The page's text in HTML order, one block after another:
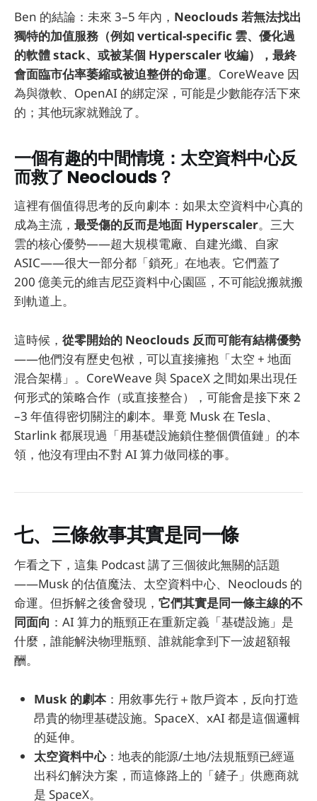
Ben 的結論：未來 3–5 年內， Neoclouds 若無法找出
獨特的加值服務（例如 vertical-specific 雲、優化過
的軟體 stack、或被某個 Hyperscaler 收編），最終
會面臨市佔率萎縮或被迫整併的命運。CoreWeave 因
為與微軟、OpenAI 的綁定深，可能是少數能存活下來
的；其他玩家就難說了。
一個有趣的中間情境：太空資料中心反
而救了 Neoclouds？
這裡有個值得思考的反向劇本：如果太空資料中心真的
成為主流， 最受傷的反而是地面 Hyperscaler。三大
雲的核心優勢——超大規模電廠、自建光纖、自家
ASIC——很大一部分都「鎖死」在地表。它們蓋了
200 億美元的維吉尼亞資料中心園區，不可能說搬就搬
到軌道上。
這時候， 從零開始的 Neoclouds 反而可能有結構優勢
——他們沒有歷史包袱，可以直接擁抱「太空 + 地面
混合架構」。CoreWeave 與 SpaceX 之間如果出現任
何形式的策略合作（或直接整合），可能會是接下來 2
–3 年值得密切關注的劇本。畢竟 Musk 在 Tesla、
Starlink 都展現過「用基礎設施鎖住整個價值鏈」的本
領，他沒有理由不對 AI 算力做同樣的事。
七、三條敘事其實是同一條
乍看之下，這集 Podcast 講了三個彼此無關的話題
——Musk 的估值魔法、太空資料中心、Neoclouds 的
命運。但拆解之後會發現， 它們其實是同一條主線的不
同面向 ：AI 算力的瓶頸正在重新定義「基礎設施」是
什麼，誰能解決物理瓶頸、誰就能拿到下一波超額報
酬。
Musk 的劇本：用敘事先行＋散戶資本，反向打造
昂貴的物理基礎設施。SpaceX、xAI 都是這個邏輯
的延伸。
太空資料中心：地表的能源/土地/法規瓶頸已經逼
出科幻解決方案，而這條路上的「鏟子」供應商就
是 SpaceX。